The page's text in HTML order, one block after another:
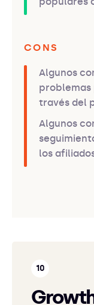
CONS
Algunos
problemas
través del
Algunos
los